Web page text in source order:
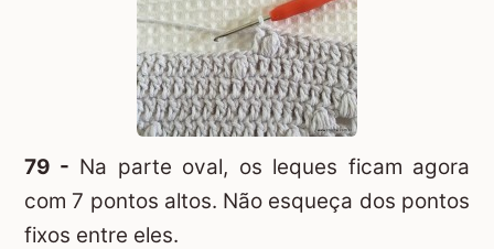
79 - Na parte oval, os leques ficam agora
com 7 pontos altos. Não esqueça dos pontos
fixos entre eles.